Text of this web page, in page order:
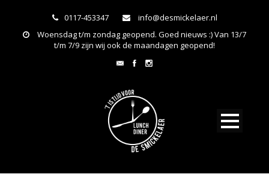
0117-453347
info@desmickelaer.nl
Woensdag t/m zondag geopend. Goed nieuws :) Van 13/7
t/m 7/9 zijn wij ook de maandagen geopend!